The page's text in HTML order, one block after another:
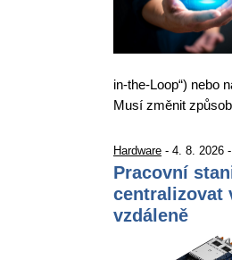
in-the-Loop“) nebo
Musí změnit
Hardware - 4. 8. 2026
Pracovní
centralizovat
vzdáleně